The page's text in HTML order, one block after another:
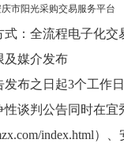
市阳光采购交易服务平台
式：全流程电子化交
及媒介发布
发布之日起3个工作日
性谈判公告同时在宜
index.html）